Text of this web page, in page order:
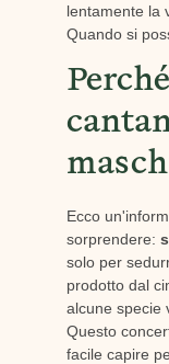
lentamente la
Quando si
Ecco
sorprendere:
solo per
prodotto dal
alcune specie
Questo
facile capire